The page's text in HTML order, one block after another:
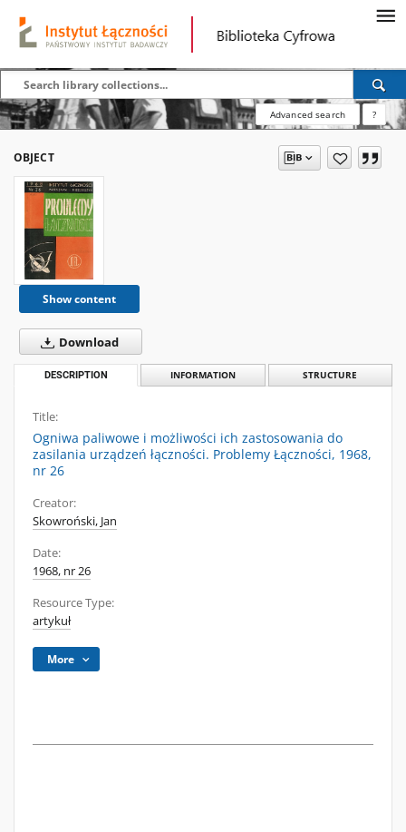
Advanced search ?
OBJECT
Show content
Download
DESCRIPTION INFORMATION STRUCTURE
Title:
Ogniwa paliwowe i możliwości ich zastosowania do
zasilania urządzeń łączności. Problemy Łączności, 1968,
nr 26
Creator:
Skowroński, Jan
Date:
1968, nr 26
Resource Type:
artykuł
More